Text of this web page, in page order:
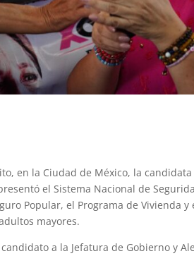
en la Ciudad de México, la
el Sistema Nacional de
Popular, el Programa de Vivienda
mayores.
a la Jefatura de Gobierno y